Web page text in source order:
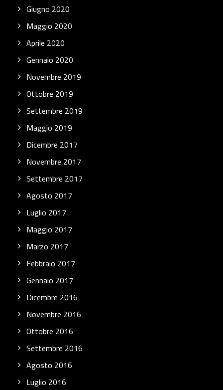
Giugno 2020
Maggio 2020
Aprile 2020
Gennaio 2020
Novembre 2019
Ottobre 2019
Settembre 2019
Maggio 2019
Dicembre 2017
Novembre 2017
Settembre 2017
Agosto 2017
Luglio 2017
Maggio 2017
Marzo 2017
Febbraio 2017
Gennaio 2017
Dicembre 2016
Novembre 2016
Ottobre 2016
Settembre 2016
Agosto 2016
Luglio 2016